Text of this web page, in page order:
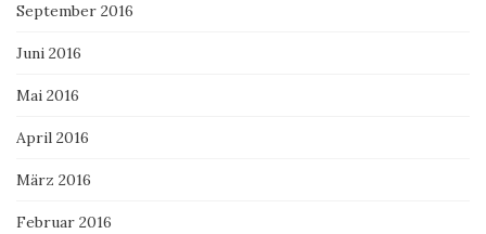
September 2016
Juni 2016
Mai 2016
April 2016
März 2016
Februar 2016